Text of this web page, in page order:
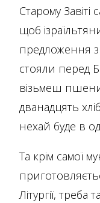
Старому
щоб
предложення з
стояли перед
візьмеш
дванадцять
нехай буде в
Та крім самої
Літургії, треба